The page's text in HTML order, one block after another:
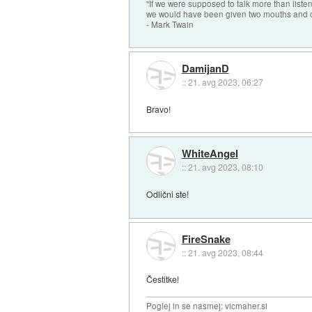
"If we were supposed to talk more than listen
we would have been given two mouths and
- Mark Twain
DamijanD
::21. avg 2023, 06:27
Bravo!
WhiteAngel
::21. avg 2023, 08:10
Odlični ste!
FireSnake
::21. avg 2023, 08:44
Čestitke!
Poglej in se nasmej: vicmaher.si